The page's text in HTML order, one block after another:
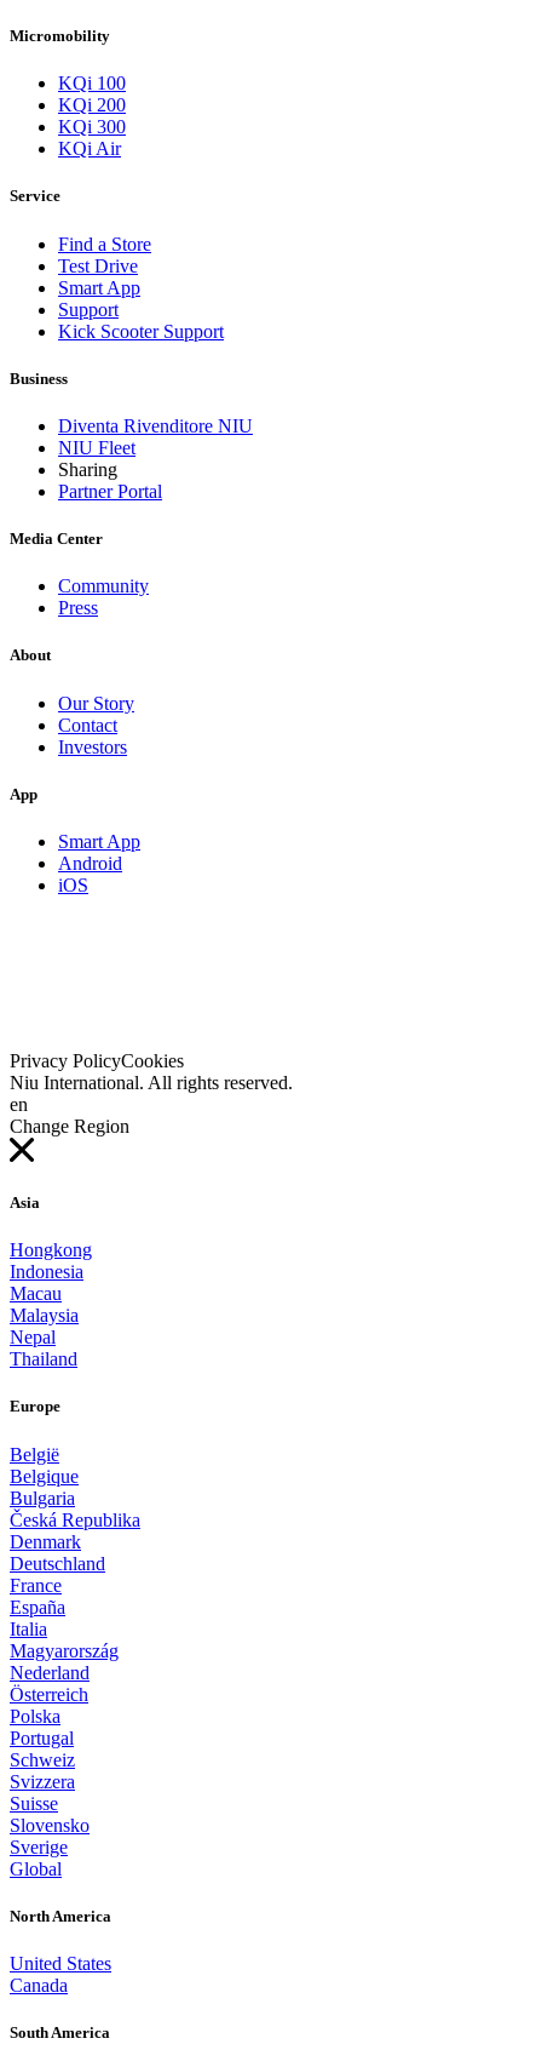
Micromobility
KQi 100
KQi 200
KQi 300
KQi Air
Service
Find a Store
Test Drive
Smart App
Support
Kick Scooter Support
Business
Diventa Rivenditore NIU
NIU Fleet
Sharing
Partner Portal
Media Center
Community
Press
About
Our Story
Contact
Investors
App
Smart App
Android
iOS
Privacy PolicyCookies
Niu International. All rights reserved.
en
Change Region
Asia
Hongkong
Indonesia
Macau
Malaysia
Nepal
Thailand
Europe
België
Belgique
Bulgaria
Česká Republika
Denmark
Deutschland
France
España
Italia
Magyarország
Nederland
Österreich
Polska
Portugal
Schweiz
Svizzera
Suisse
Slovensko
Sverige
Global
North America
United States
Canada
South America